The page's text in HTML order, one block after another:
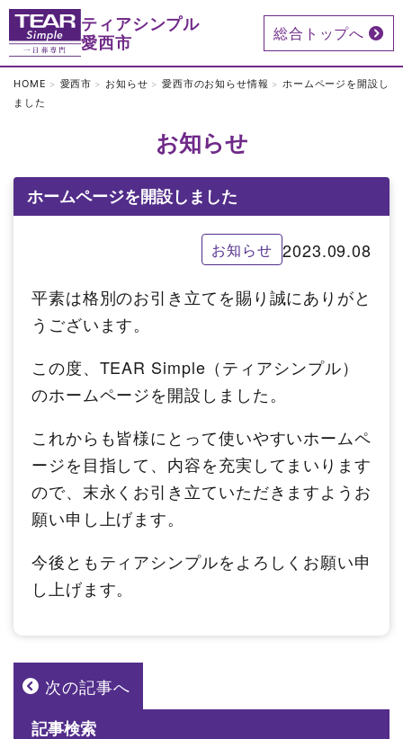
ティアシンプル
愛西市
総合トップへ
HOME 愛西市 お知らせ 愛西市のお知らせ情報
ホームページを開設し
ました
お知らせ
ホームページを開設しました
お知らせ 2023.09.08
平素は格別のお引き立てを賜り誠にありがと
うございます。
この度、TEAR Simple（ティアシンプル）
のホームページを開設しました。
これからも皆様にとって使いやすいホームペ
ージを目指して、内容を充実してまいります
ので、末永くお引き立ていただきますようお
願い申し上げます。
今後ともティアシンプルをよろしくお願い申
し上げます。
次の記事へ
記事検索